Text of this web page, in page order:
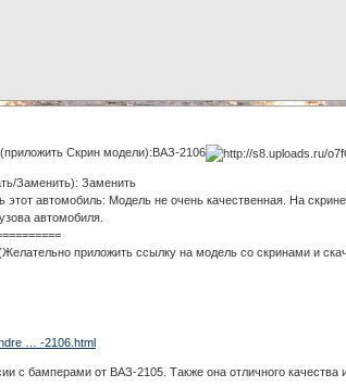
Скрин модели):ВАЗ-2106
Заменить): Заменить
автомобиль: Модель не очень качественная. На
автомобиля.
приложить ссылку на модель со скринами и
… -2106.html
с бамперами от ВАЗ-2105. Также она отличного качества